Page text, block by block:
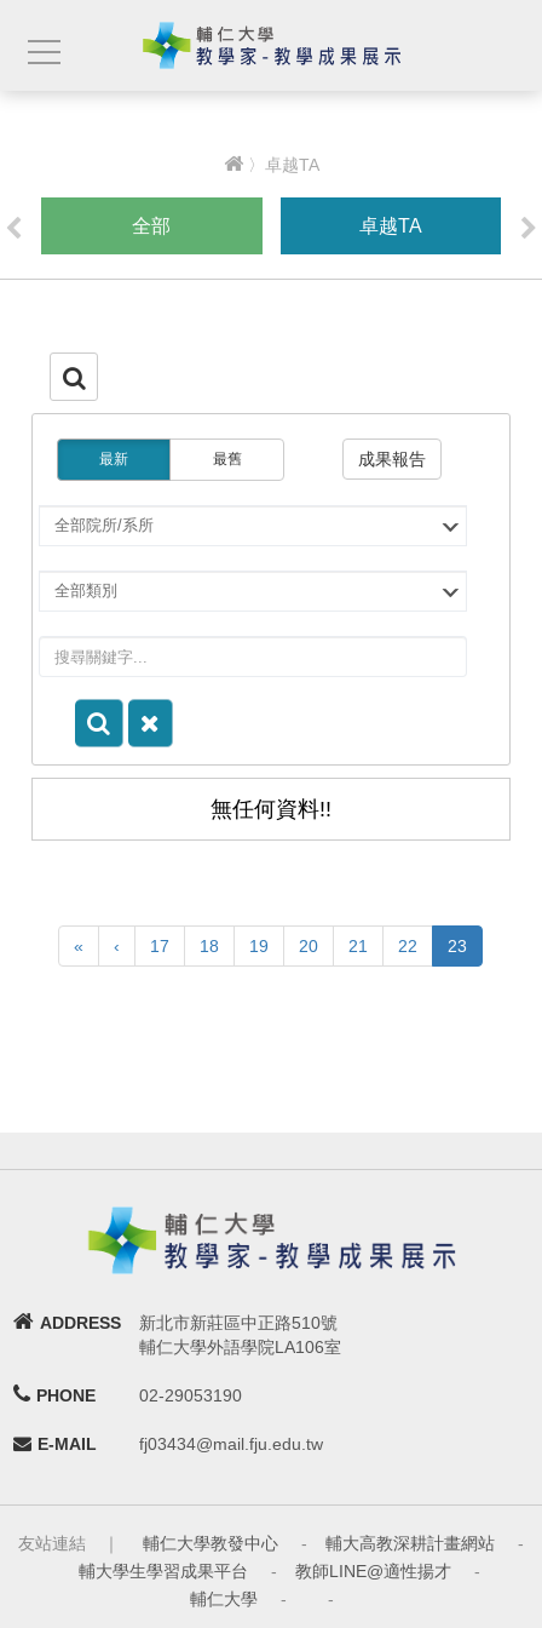
〉卓越TA
全部 卓越TA
最新 最舊 成果報告
選
所/
所
選
別
無任何資料!!
« ‹ 17 18 19 20 21 22 23
ADDRESS
新北市新莊區中正路510號
輔仁大學外語學院LA106室
PHONE 02-29053190
E-MAIL fj03434@mail.fju.edu.tw
友站連結 ｜ 輔仁大學教發中心 - 輔大高教深耕計畫網站
-
輔大學生學習成果平台
- 教師LINE@適性揚才
-
輔仁大學
- -